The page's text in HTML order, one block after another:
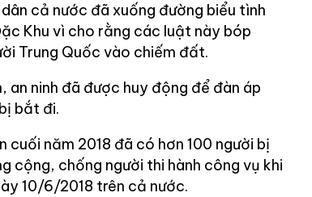
cả nước đã xuống đường biểu tình
Khu vì cho rằng các luật này bóp
Trung Quốc vào chiếm đất.
an ninh đã được huy động để đàn áp
bắt đi.
cuối năm 2018 đã có hơn 100 người bị
chống người thi hành công vụ khi
10/6/2018 trên cả nước.